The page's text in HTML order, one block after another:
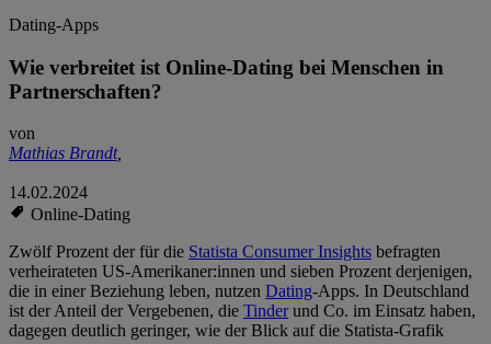
Dating-Apps
Wie verbreitet ist Online-Dating bei Menschen in
Partnerschaften?
von
Mathias Brandt,
14.02.2024
Online-Dating
Zwölf Prozent der für die Statista Consumer Insights befragten
verheirateten US-Amerikaner:innen und sieben Prozent derjenigen,
die in einer Beziehung leben, nutzen Dating-Apps. In Deutschland
ist der Anteil der Vergebenen, die Tinderund Co. im Einsatz haben,
dagegen deutlich geringer, wie der Blick auf die Statista-Grafik